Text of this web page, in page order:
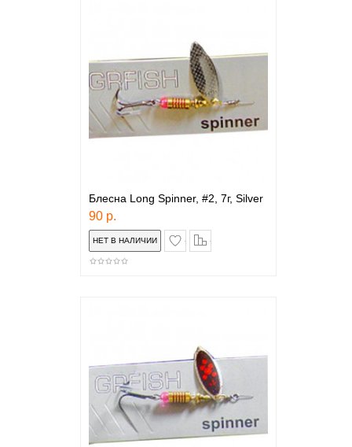
Блесна Long Spinner, #2, 7г, Silver
90 р.
в закладки